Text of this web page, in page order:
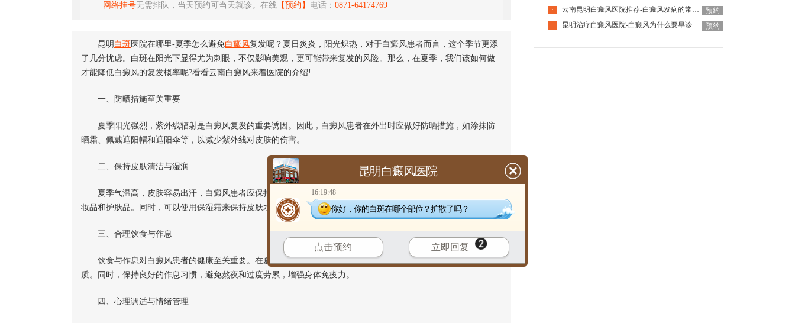
网络挂号无需排队，当天预约可当天就诊。在线 【预约】 电话： 0871-64174769
昆明 白斑 医院在哪里-夏季怎么避免白癜风复发呢？夏日炎炎，阳光炽热，对于白癜风患者而言，这个季节更添
了几分忧虑。白斑在阳光下显得尤为刺眼，不仅影响美观，更可能带来复发的风险。那么，在夏季，我们该如何做
才能降低白癜风的复发概率呢?看看云南白癜风来着医院的介绍!
一、防晒措施至关重要
夏季阳光强烈，紫外线辐射是白癜风复发的重要诱因。因此，白癜风患者在外出时应做好防晒措施，如涂抹防
晒霜、佩戴遮阳帽和遮阳伞等，以减少紫外线对皮肤的伤害。
二、保持皮肤清洁与湿润
夏季气温高，皮肤容易出汗，白癜风患者应保持皮肤清洁与湿润。选择温和的清洁产品，避免使用刺激性的化
妆品和护肤品。同时，可以使用保湿霜来保持皮肤水分，减少皮肤干燥和瘙痒。
三、合理饮食与作息
饮食与作息对白癜风患者的健康至关重要。在夏季，患者应多食用新鲜蔬菜和水果，补充足够的维生素和矿物
质。同时，保持良好的作息习惯，避免熬夜和过度劳累，增强身体免疫力。
四、心理调适与情绪管理
·
云南昆明白癜风医院推荐-白癜风发病的常见诱因是什么
预约
·
昆明治疗白癜风医院-白癜风为什么要早诊早治 预约
昆明白癜风医院
16:19:48
你好，你的白斑在哪个部位？扩散了吗？
点击预约 立即回复